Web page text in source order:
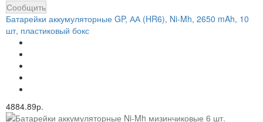
Сообщить
Батарейки аккумуляторные GP, АА (HR6), Ni-Mh, 2650 mAh, 10
шт, пластиковый бокс
4884.89р.